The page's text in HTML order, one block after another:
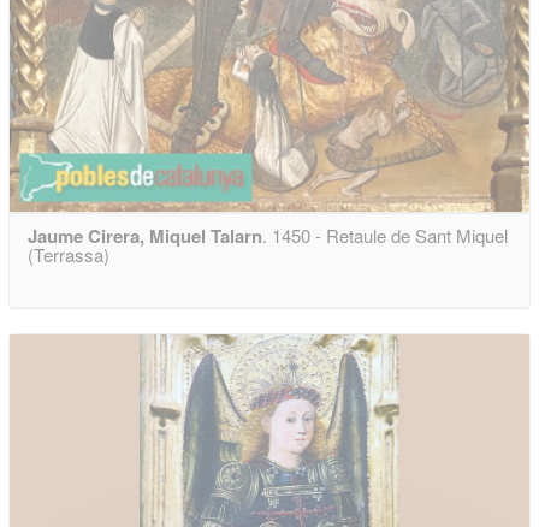
Jaume Cirera, Miquel Talarn. 1450 - Retaule de Sant Miquel
(Terrassa)